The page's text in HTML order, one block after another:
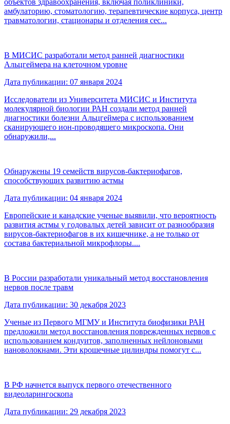
объектов здравоохранения, включая поликлиники,
амбулаторию, стоматологию, терапевтические корпуса, центр
травматологии, стационары и отделения сес...
В МИСИС разработали метод ранней диагностики
Альцгеймера на клеточном уровне
Дата публикации: 07 января 2024
Исследователи из Университета МИСИС и Института
молекулярной биологии РАН создали метод ранней
диагностики болезни Альцгеймера с использованием
сканирующего ион-проводящего микроскопа. Они
обнаружили,...
Обнаружены 19 семейств вирусов-бактериофагов,
способствующих развитию астмы
Дата публикации: 04 января 2024
Европейские и канадские ученые выявили, что вероятность
развития астмы у годовалых детей зависит от разнообразия
вирусов-бактериофагов в их кишечнике, а не только от
состава бактериальной микрофлоры....
В России разработали уникальный метод восстановления
нервов после травм
Дата публикации: 30 декабря 2023
Ученые из Первого МГМУ и Института биофизики РАН
предложили метод восстановления поврежденных нервов с
использованием кондуитов, заполненных нейлоновыми
нановолокнами. Эти крошечные цилиндры помогут с...
В РФ начнется выпуск первого отечественного
видеоларингоскопа
Дата публикации: 29 декабря 2023